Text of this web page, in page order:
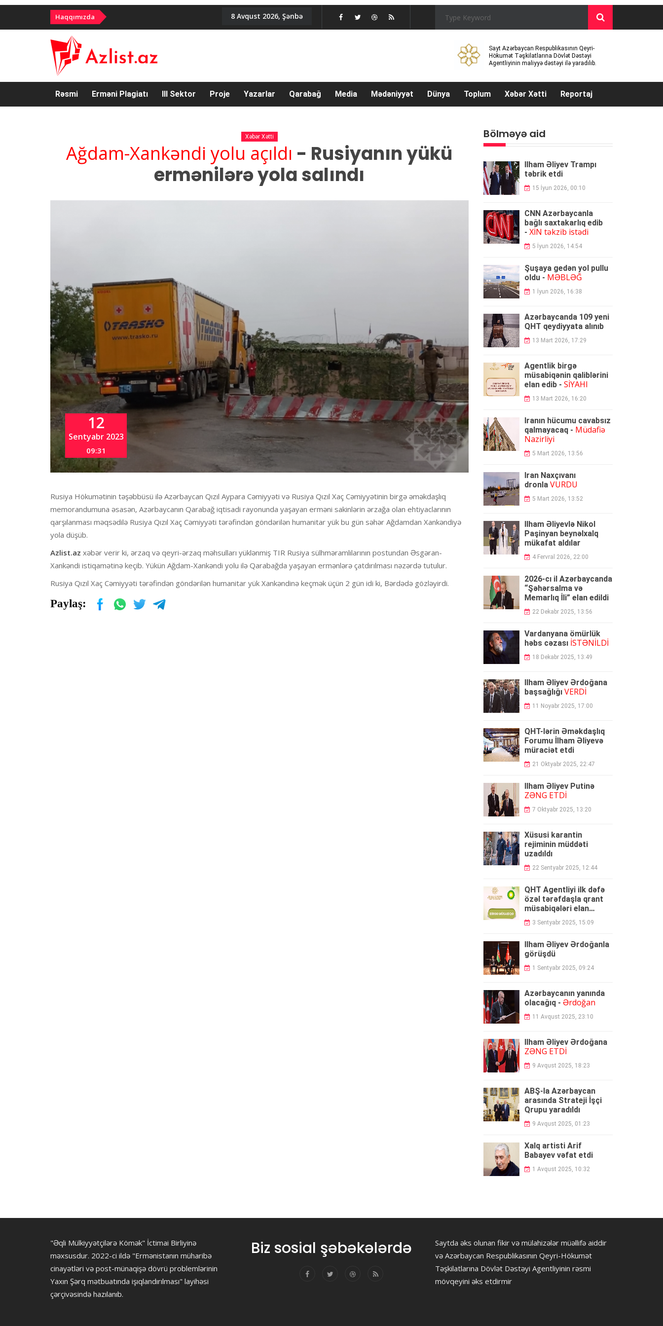
Haqqımızda 8 Avqust 2026, Şənbə
Sayt Azərbaycan Respublikasının Qeyri-
Hökumət Təşkilatlarına Dövlət Dəstəyi
Agentliyinin maliyyə dəstəyi ilə yaradılıb.
Rəsmi Erməni Plagiatı III Sektor Proje Yazarlar Qarabağ Media Mədəniyyət Dünya Toplum Xəbər Xətti Reportaj
Xəbər Xətti
Ağdam-Xankəndi yolu açıldı - Rusiyanın yükü
ermənilərə yola salındı
12
Sentyabr 2023
09:31
Rusiya Hökumətinin təşəbbüsü ilə Azərbaycan Qızıl Aypara Cəmiyyəti və Rusiya Qızıl Xaç Cəmiyyətinin birgə əməkdaşlıq
memorandumuna əsasən, Azərbaycanın Qarabağ iqtisadi rayonunda yaşayan erməni sakinlərin ərzağa olan ehtiyaclarının
qarşılanması məqsədilə Rusiya Qızıl Xaç Cəmiyyəti tərəfindən göndərilən humanitar yük bu gün səhər Ağdamdan Xankəndiyə
yola düşüb.
Azlist.az xəbər verir ki, ərzaq və qeyri-ərzaq məhsulları yüklənmiş TIR Rusiya sülhməramlılarının postundan Əsgəran-
Xankəndi istiqamətinə keçib. Yükün Ağdam-Xankəndi yolu ilə Qarabağda yaşayan ermənlərə çatdırılması nəzərdə tutulur.
Rusiya Qızıl Xaç Cəmiyyəti tərəfindən göndərilən humanitar yük Xankəndinə keçmək üçün 2 gün idi ki, Bərdədə gözləyirdi.
Paylaş:
Bölməyə aid
İlham Əliyev Trampı
təbrik etdi
15 İyun 2026, 00:10
CNN Azərbaycanla
bağlı saxtakarlıq edib
- XİN təkzib istədi
5 İyun 2026, 14:54
Şuşaya gedən yol pullu
oldu - MƏBLƏĞ
1 İyun 2026, 16:38
Azərbaycanda 109 yeni
QHT qeydiyyata alınıb
13 Mart 2026, 17:29
Agentlik birgə
müsabiqənin qaliblərini
elan edib - SİYAHI
13 Mart 2026, 16:20
İranın hücumu cavabsız
qalmayacaq - Müdafiə
Nazirliyi
5 Mart 2026, 13:56
İran Naxçıvanı
dronla VURDU
5 Mart 2026, 13:52
İlham Əliyevlə Nikol
Paşinyan beynəlxalq
mükafat aldılar
4 Fervral 2026, 22:00
2026-cı il Azərbaycanda
“Şəhərsalma və
Memarlıq İli” elan edildi
22 Dekabr 2025, 13:56
Vardanyana ömürlük
həbs cəzası İSTƏNİLDİ
18 Dekabr 2025, 13:49
İlham Əliyev Ərdoğana
başsağlığı VERDİ
11 Noyabr 2025, 17:00
QHT-lərin Əməkdaşlıq
Forumu İlham Əliyevə
müraciət etdi
21 Oktyabr 2025, 22:47
İlham Əliyev Putinə
ZƏNG ETDİ
7 Oktyabr 2025, 13:20
Xüsusi karantin
rejiminin müddəti
uzadıldı
22 Sentyabr 2025, 12:44
QHT Agentliyi ilk dəfə
özəl tərəfdaşla qrant
müsabiqələri elan
edəcək
3 Sentyabr 2025, 15:09
İlham Əliyev Ərdoğanla
görüşdü
1 Sentyabr 2025, 09:24
Azərbaycanın yanında
olacağıq - Ərdoğan
11 Avqust 2025, 23:10
İlham Əliyev Ərdoğana
ZƏNG ETDİ
9 Avqust 2025, 18:23
ABŞ-la Azərbaycan
arasında Strateji İşçi
Qrupu yaradıldı
9 Avqust 2025, 01:23
Xalq artisti Arif
Babayev vəfat etdi
1 Avqust 2025, 10:32
"Əqli Mülkiyyətçilərə Kömək" İctimai Birliyinə
məxsusdur. 2022-ci ildə "Ermənistanın müharibə
cinayətləri və post-münaqişə dövrü problemlərinin
Yaxın Şərq mətbuatında işıqlandırılması" layihəsi
çərçivəsində hazılanıb.
Biz sosial şəbəkələrdə
Saytda əks olunan fikir və mülahizələr müəllifə aiddir
və Azərbaycan Respublikasının Qeyri-Hökumət
Təşkilatlarına Dövlət Dəstəyi Agentliyinin rəsmi
mövqeyini əks etdirmir